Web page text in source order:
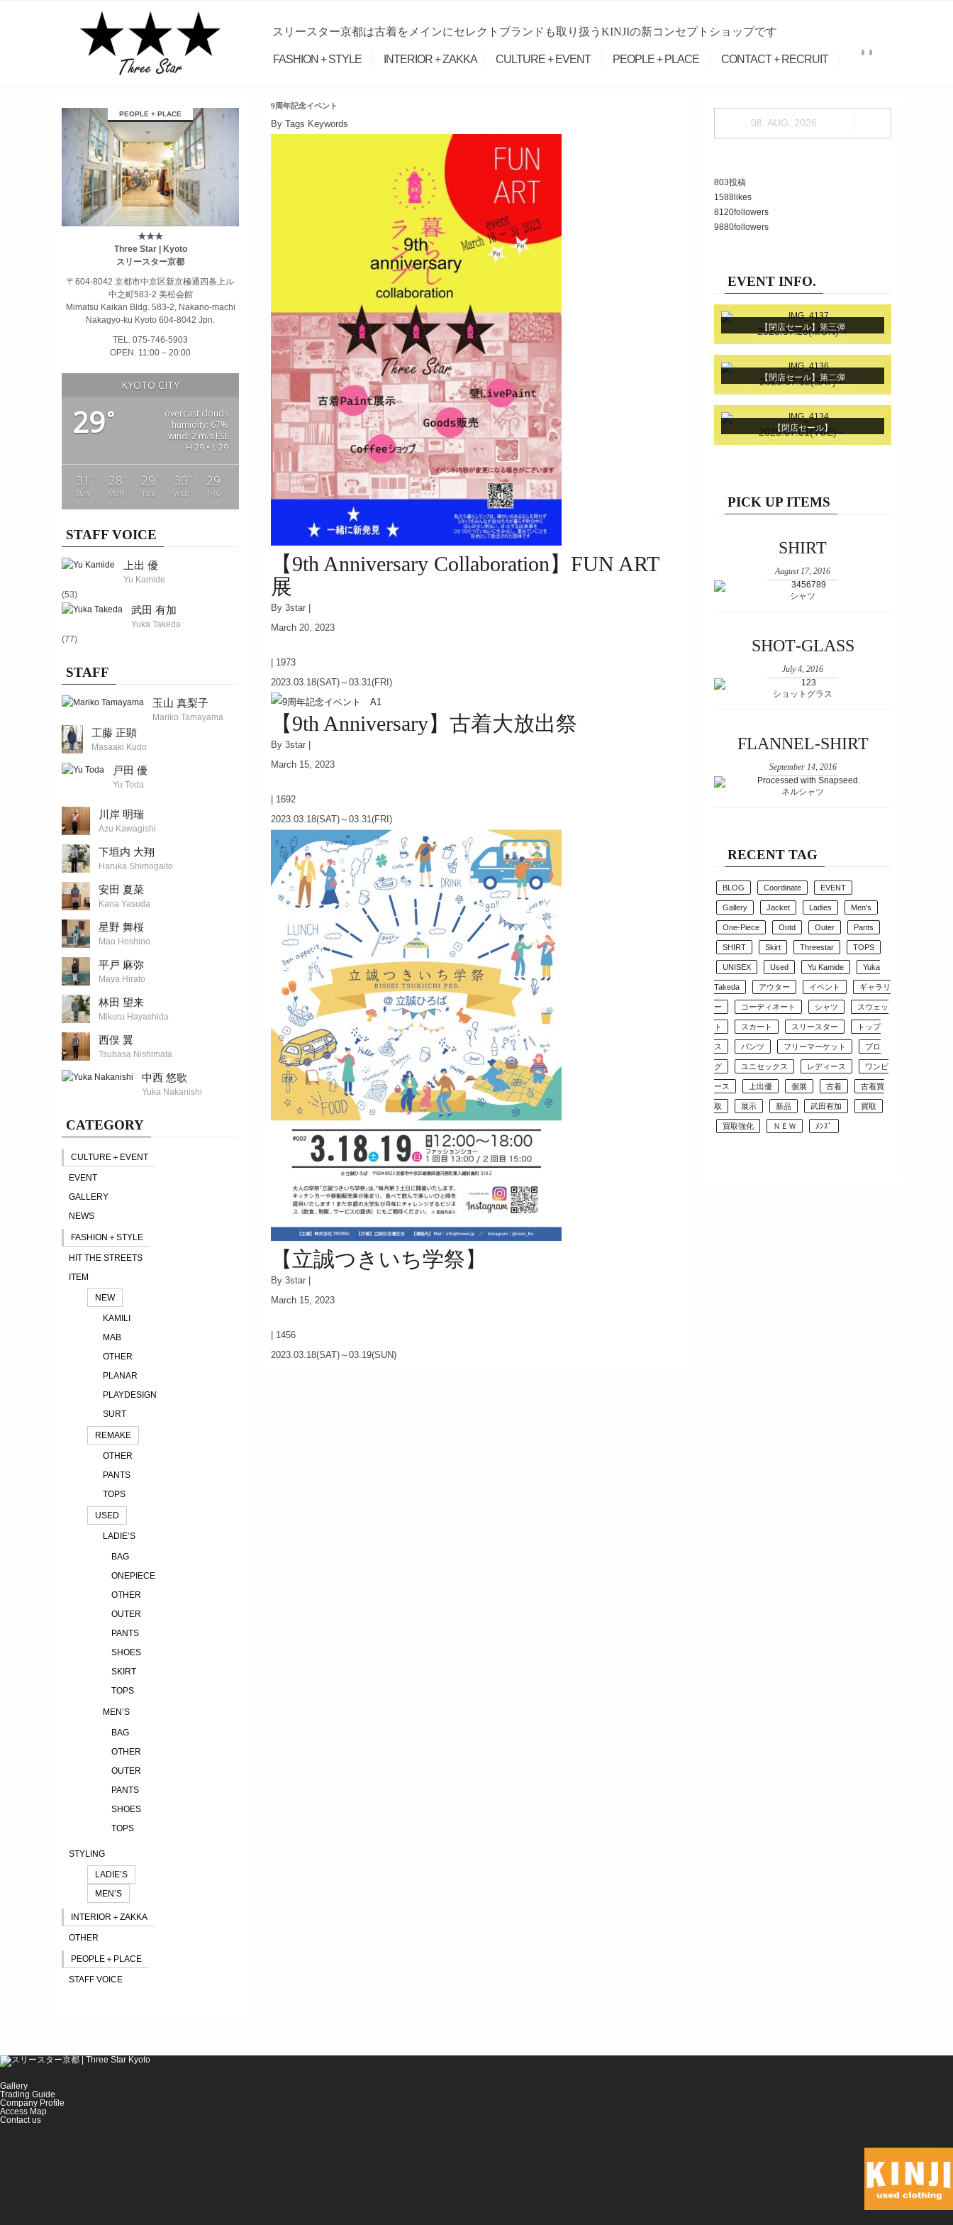
スリースター京都は古着をメインにセレクトブランドも取り扱うKINJIの新コンセプトショップです
FASHION + STYLE INTERIOR + ZAKKA CULTURE + EVENT PEOPLE + PLACE CONTACT + RECRUIT
займ на карту онлайн без отказа
PEOPLE + PLACE
★★★
Three Star | Kyoto
スリースター京都
〒604-8042 京都市中京区新京極通四条上ル
中之町583-2 美松会館
Mimatsu Kaikan Bldg. 583-2, Nakano-machi
Nakagyo-ku Kyoto 604-8042 Jpn.
TEL. 075-746-5903
OPEN. 11:00 – 20:00
KYOTO CITY
29°
overcast clouds
humidity: 67%
wind: 2 m/s ESE
H 29 • L 29
31 °
SUN
28 °
MON
29 °
TUE
30 °
WED
29 °
THU
STAFF VOICE
上出 優
Yu Kamide
(53)
武田 有加
Yuka Takeda
(77)
STAFF
玉山 真梨子
Mariko Tamayama
工藤 正顕
Masaaki Kudo
戸田 優
Yu Toda
川岸 明瑞
Azu Kawagishi
下垣内 大翔
Haruka Shimogaito
安田 夏菜
Kana Yasuda
星野 舞桜
Mao Hoshino
平戸 麻弥
Maya Hirato
林田 望来
Mikuru Hayashida
西俣 翼
Tsubasa Nishimata
中西 悠歌
Yuka Nakanishi
CATEGORY
CULTURE＋EVENT
EVENT
GALLERY
NEWS
FASHION＋STYLE
HIT THE STREETS
ITEM
NEW
KAMILI
MAB
OTHER
PLANAR
PLAYDESIGN
SURT
REMAKE
OTHER
PANTS
TOPS
USED
LADIE’S
BAG
ONEPIECE
OTHER
OUTER
PANTS
SHOES
SKIRT
TOPS
MEN’S
BAG
OTHER
OUTER
PANTS
SHOES
TOPS
STYLING
LADIE’S
MEN’S
INTERIOR＋ZAKKA
OTHER
PEOPLE＋PLACE
STAFF VOICE
9周年記念イベント
By Tags Keywords
【9th Anniversary Collaboration】FUN ART
展
By 3star |
March 20, 2023
1973
2023.03.18(SAT)～03.31(FRI)
【9th Anniversary】古着大放出祭
By 3star |
March 15, 2023
1692
2023.03.18(SAT)～03.31(FRI)
【立誠つきいち学祭】
By 3star |
March 15, 2023
1456
2023.03.18(SAT)～03.19(SUN)
08. AUG. 2026
803投稿
1588 likes
8120followers
9880followers
EVENT INFO.
【閉店セール】第三弾
2025.07.28(MON)～
【閉店セール】第二弾
2025.07.12(SAT)～
【閉店セール】
2025.07.01(TUE)～
PICK UP ITEMS
SHIRT
August 17, 2016
シャツ
SHOT‐GLASS
July 4, 2016
ショットグラス
FLANNEL-SHIRT
September 14, 2016
ネルシャツ
RECENT TAG
BLOG Coordinate EVENT
Gallery Jacket Ladies Men's
One-Piece Ootd Outer Pants
SHIRT Skirt Threestar TOPS
UNISEX Used Yu Kamide Yuka
Takeda アウター イベント ギャラリ
ー コーディネート シャツ スウェッ
ト スカート スリースター トップ
ス パンツ フリーマーケット ブロ
グ ユニセックス レディース ワンピ
ース 上出優 個展 古着 古着買
取 展示 新品 武田有加 買取
買取強化 ＮＥＷ ﾒﾝｽﾞ
Gallery
Trading Guide
Company Profile
Access Map
Contact us